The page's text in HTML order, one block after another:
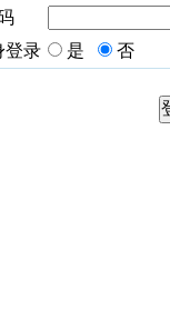
登录
是 否